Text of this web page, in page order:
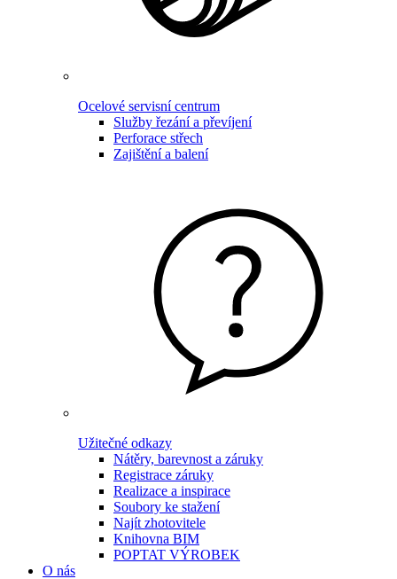
Ocelové servisní centrum
Služby řezání a převíjení
Perforace střech
Zajištění a balení
Užitečné odkazy
Nátěry, barevnost a záruky
Registrace záruky
Realizace a inspirace
Soubory ke stažení
Najít zhotovitele
Knihovna BIM
POPTAT VÝROBEK
O nás